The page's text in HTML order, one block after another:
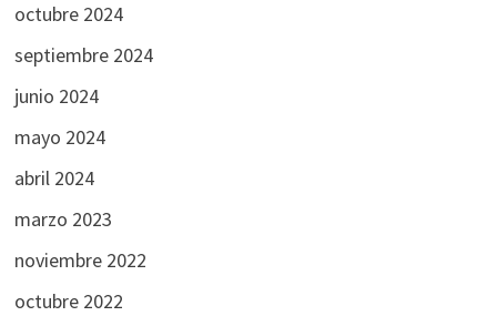
octubre 2024
septiembre 2024
junio 2024
mayo 2024
abril 2024
marzo 2023
noviembre 2022
octubre 2022